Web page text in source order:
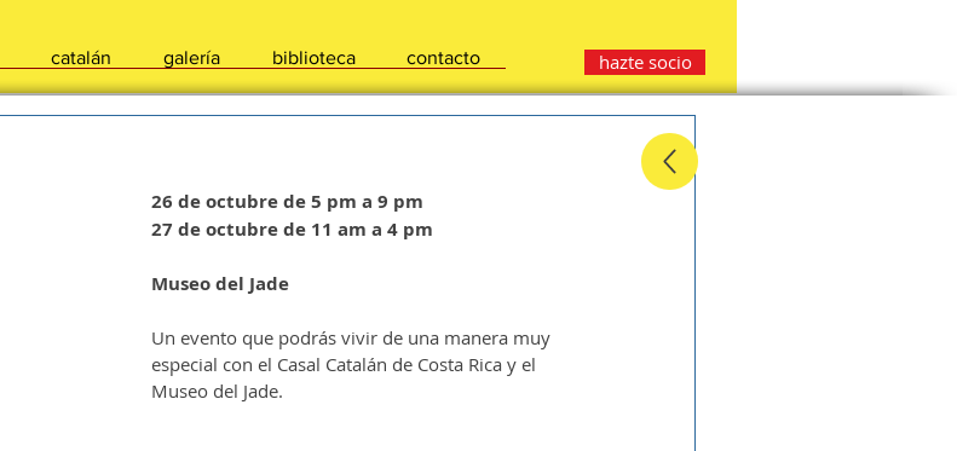
catalán galería biblioteca contacto hazte socio
26 de octubre de 5 pm a 9 pm
27 de octubre de 11 am a 4 pm
Museo del Jade
Un evento que podrás vivir de una manera muy
especial con el Casal Catalán de Costa Rica y el
Museo del Jade.